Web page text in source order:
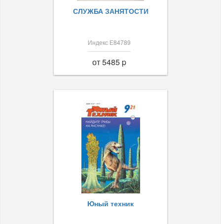
СЛУЖБА ЗАНЯТОСТИ
Индекс Е84789
от 5485 p
Юный техник